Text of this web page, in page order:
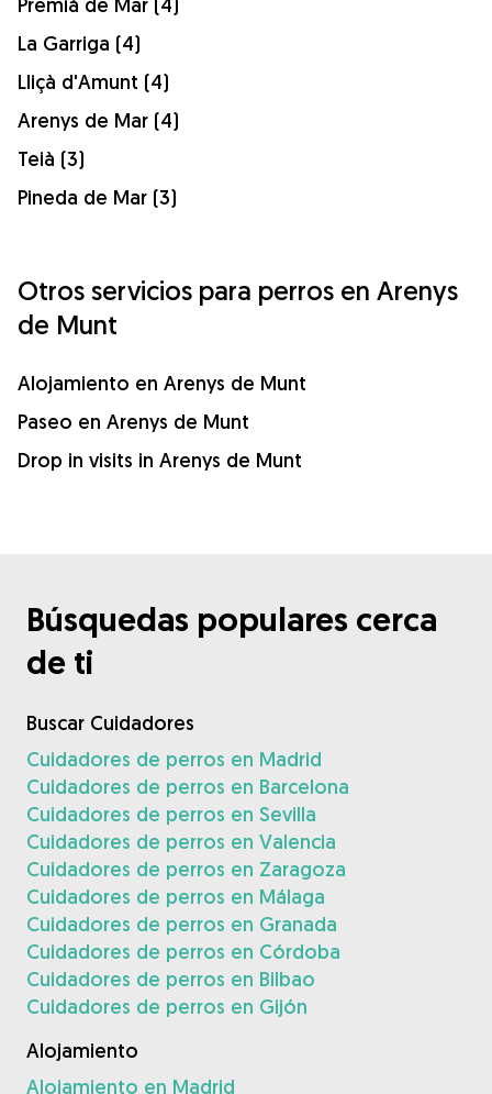
La Garriga (4)
Lliçà d'Amunt (4)
Arenys de Mar (4)
Teià (3)
Pineda de Mar (3)
Otros servicios para perros en Arenys
de Munt
Alojamiento en Arenys de Munt
Paseo en Arenys de Munt
Drop in visits in Arenys de Munt
Búsquedas populares cerca
de ti
Buscar Cuidadores
Cuidadores de perros en Madrid
Cuidadores de perros en Barcelona
Cuidadores de perros en Sevilla
Cuidadores de perros en Valencia
Cuidadores de perros en Zaragoza
Cuidadores de perros en Málaga
Cuidadores de perros en Granada
Cuidadores de perros en Córdoba
Cuidadores de perros en Bilbao
Cuidadores de perros en Gijón
Alojamiento
Alojamiento en Madrid